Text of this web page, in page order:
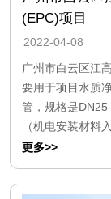
(EPC)项目
2022-04-08
广州市白云区江
要用于项目水质
管，规格是
（机电安装材料
更多>>